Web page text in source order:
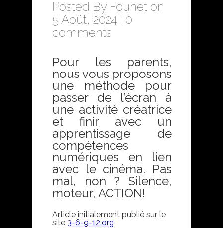
Posted By Founet on
5 Août, 2024 | 0
comments
Pour les parents,
nous vous proposons
une méthode pour
passer de l’écran à
une activité créatrice
et finir avec un
apprentissage de
compétences
numériques en lien
avec le cinéma. Pas
mal, non ? Silence,
moteur, ACTION!
Article initialement publié sur le
site 3-6-9-12.org